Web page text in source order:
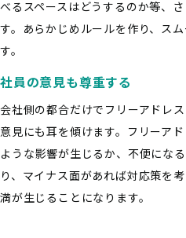
べるスペースはどうするのか等、
す。あらかじめルールを作り、ス
す。
社員の意見も尊重する
会社側の都合だけでフリーアドレ
意見にも耳を傾けます。フリーア
ような影響が生じるか、不便にな
り、マイナス面があれば対応策を
満が生じることになります。